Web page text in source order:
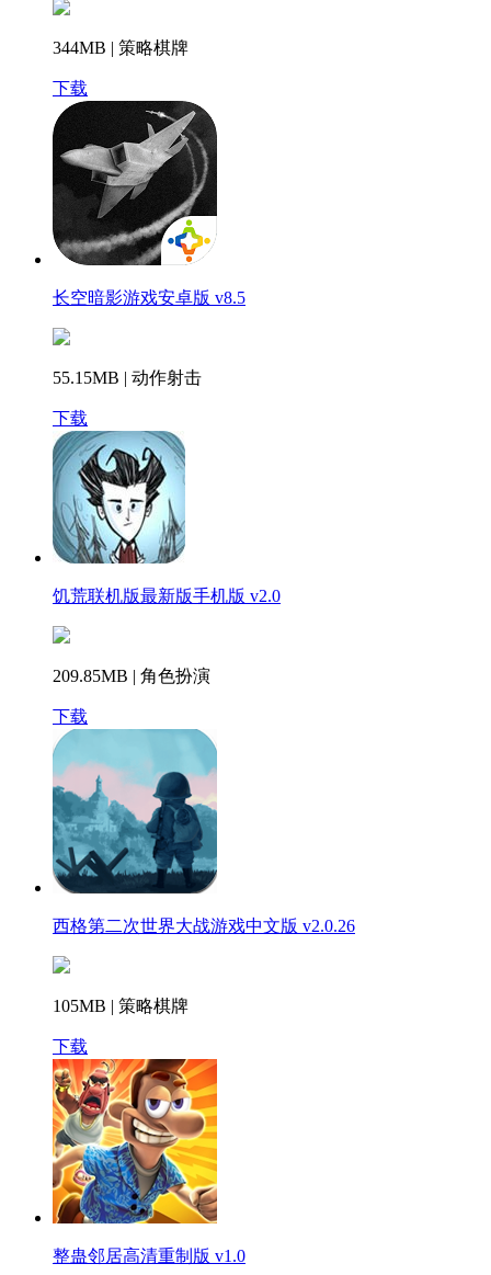
344MB | 策略棋牌
下载
长空暗影游戏安卓版 v8.5
55.15MB | 动作射击
下载
饥荒联机版最新版手机版 v2.0
209.85MB | 角色扮演
下载
西格第二次世界大战游戏中文版 v2.0.26
105MB | 策略棋牌
下载
整蛊邻居高清重制版 v1.0